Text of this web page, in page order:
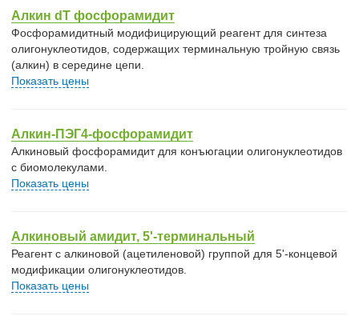
Алкин dT фосфорамидит
Фосфорамидитный модифицирующий реагент для синтеза
олигонуклеотидов, содержащих терминальную тройную связь
(алкин) в середине цепи.
Показать цены
Алкин-ПЭГ4-фосфорамидит
Алкиновый фосфорамидит для конъюгации олигонуклеотидов
с биомолекулами.
Показать цены
Алкиновый амидит, 5'-терминальный
Реагент с алкиновой (ацетиленовой) группой для 5'-концевой
модификации олигонуклеотидов.
Показать цены